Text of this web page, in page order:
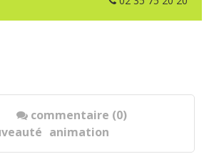
commentaire (0)
animation